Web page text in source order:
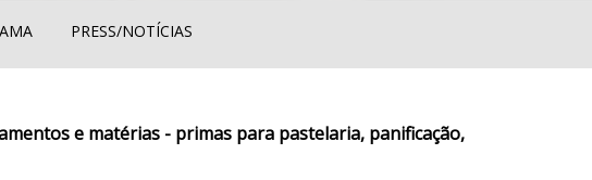
PRESS/NOTÍCIAS
e matérias - primas para pastelaria, panificação,